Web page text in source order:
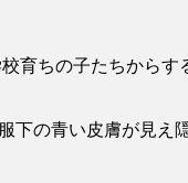
育ちの子たちから
の青い皮膚が見え